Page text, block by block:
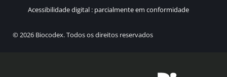
© 2026 Biocodex. Todos os direitos reservados
Acessibilidade digital : parcialmente em conformidade